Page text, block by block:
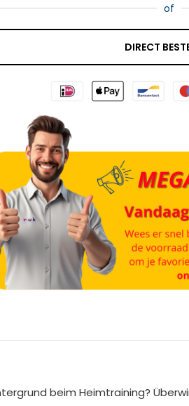
of
DIRECT
beim Heimtraining?